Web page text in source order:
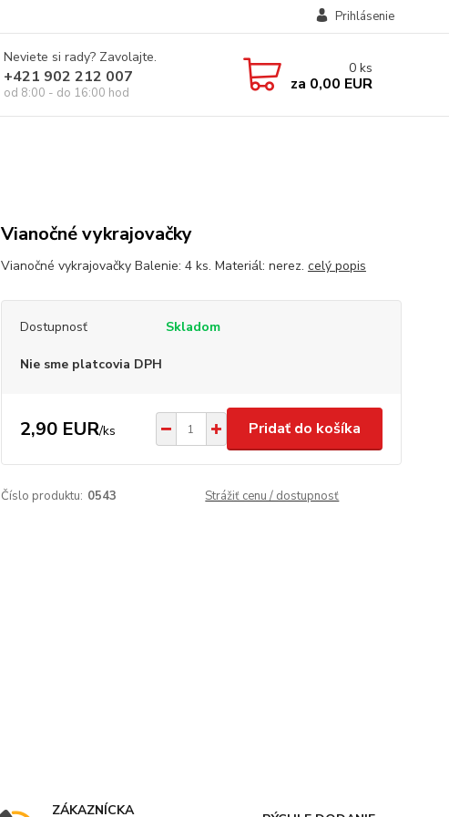
Prihlásenie
Neviete si rady? Zavolajte.
+421 902 212 007
od 8:00 - do 16:00 hod
0 ks
za 0,00 EUR
Vianočné vykrajovačky
Vianočné vykrajovačky Balenie: 4 ks. Materiál: nerez. celý popis
Dostupnosť Skladom
Nie sme platcovia DPH
2,90 EUR/ks Pridať do košíka
Číslo produktu: 0543 Strážiť cenu / dostupnosť
ZÁKAZNÍCKA